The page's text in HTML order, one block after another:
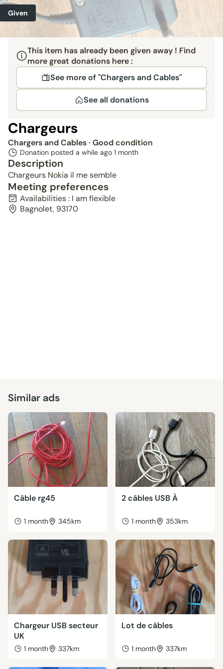
Given
This item has already been given away ! Find
more great donations here :
See more of "Chargers and Cables"
See all donations
Chargeurs
Chargers and Cables· Good condition
Donation posted a while ago 1 month
Description
Chargeurs Nokia il me semble
Meeting preferences
Availabilities : I am flexible
Bagnolet, 93170
Similar ads
Câble rg45
1 month 345km
2 câbles USB À
1 month 353km
Chargeur USB secteur
UK
1 month 337km
Lot de câbles
1 month 337km